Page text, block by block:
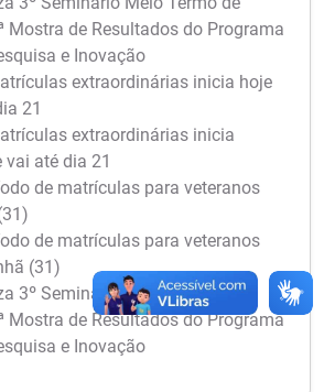
Mostra de Resultados do Programa
e Inovação
extraordinárias inicia hoje
21
extraordinárias inicia
vai até dia 21
de matrículas para veteranos
de matrículas para veteranos
(31)
3º Seminário Meio Termo de
Mostra de Resultados do Programa
e Inovação